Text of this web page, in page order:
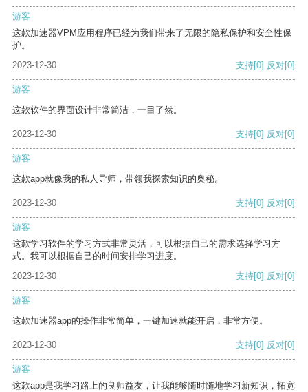
游客
这款加速器VPM应用程序已经为我们带来了无限的隐私保护和安全性保
护。
2023-12-30
支持[0] 反对[0]
游客
这款软件的界面设计非常简洁，一目了然。
2023-12-30 支持[0] 反对[0]
游客
这款app就像我的私人导师，带领我探索知识的奥秘。
2023-12-30 支持[0] 反对[0]
游客
这款学习软件的学习方式非常灵活，可以根据自己的需求选择学习方
式。我可以根据自己的时间安排学习进度。
2023-12-30
支持[0] 反对[0]
游客
这款加速器app的操作非常简单，一键加速就能开启，非常方便。
2023-12-30 支持[0] 反对[0]
游客
这款app是我学习路上的良师益友，让我能够随时随地学习新知识，拓宽